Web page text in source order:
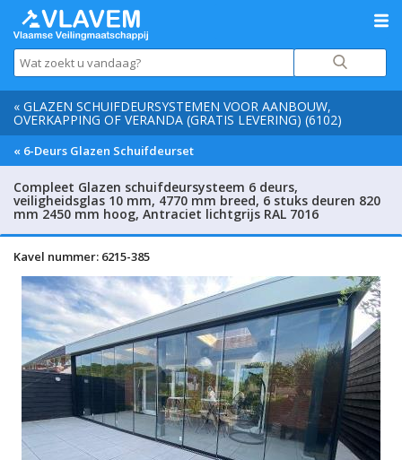
« GLAZEN SCHUIFDEURSYSTEMEN VOOR AANBOUW,
OVERKAPPING OF VERANDA (GRATIS LEVERING) (6102)
« 6-Deurs Glazen Schuifdeurset
Compleet Glazen schuifdeursysteem 6 deurs,
veiligheidsglas 10 mm, 4770 mm breed, 6 stuks deuren 820
mm 2450 mm hoog, Antraciet lichtgrijs RAL 7016
Kavel nummer: 6215-385